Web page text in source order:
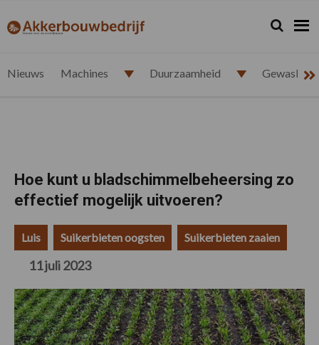
de
de
de
de
akkerbouwbedrijf.nl Zoeken...
Zoek
Nieuws Machines Duurzaamheid
Hoe kunt u bladschimmelbeheersing zo
effectief mogelijk uitvoeren?
Luis Suikerbieten oogsten Suikerbieten zaaien
11 juli 2023